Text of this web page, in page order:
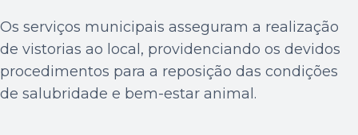
Os serviços municipais asseguram a realização
de vistorias ao local, providenciando os devidos
procedimentos para a reposição das condições
de salubridade e bem-estar animal.